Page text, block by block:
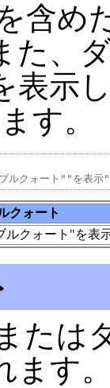
含め
た、
表示
す。
クォート
ルクォート"を表
たは
ます